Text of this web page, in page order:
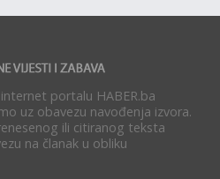
portalu HABER.ba
uz obavezu navođenja izvora.
ili citiranog teksta
na članak u obliku